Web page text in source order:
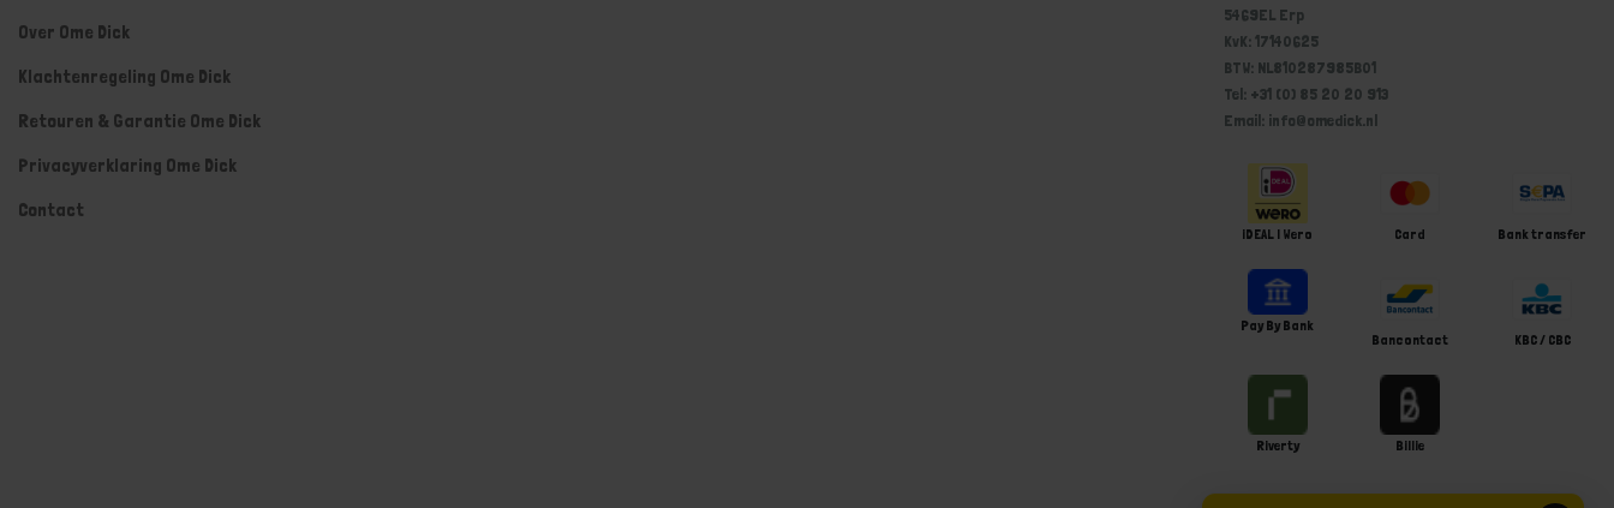
Over Ome Dick
Klachtenregeling Ome Dick
Retouren & Garantie Ome Dick
Privacyverklaring Ome Dick
Contact
5469EL Erp
KvK: 17140625
BTW: NL810287985B01
Tel: +31 (0) 85 20 20 913
Email: info@omedick.nl
iDEAL | Wero Card Bank transfer
Pay By Bank
Bancontact
KBC / CBC
Riverty Billie